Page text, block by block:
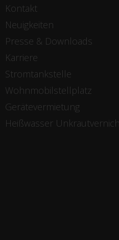
Kontakt
Neuigkeiten
Presse & Downloads
Karriere
Stromtankstelle
Wohnmobilstellplatz
Gerätevermietung
Heißwasser